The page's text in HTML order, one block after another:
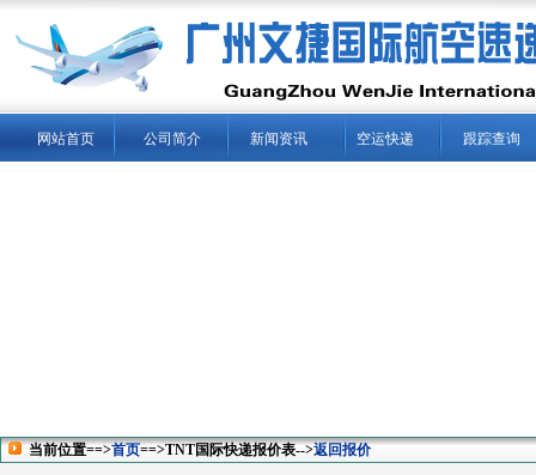
网站首页 公司简介 新闻资讯 空运快递 跟踪查询
当前位置==>首页==>TNT国际快递报价表-->返回报价